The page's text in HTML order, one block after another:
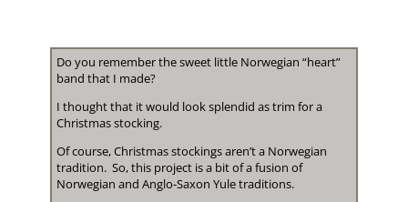
Do you remember the sweet little Norwegian “heart”
band that I made?
I thought that it would look splendid as trim for a
Christmas stocking.
Of course, Christmas stockings aren’t a Norwegian
tradition. So, this project is a bit of a fusion of
Norwegian and Anglo-Saxon Yule traditions.